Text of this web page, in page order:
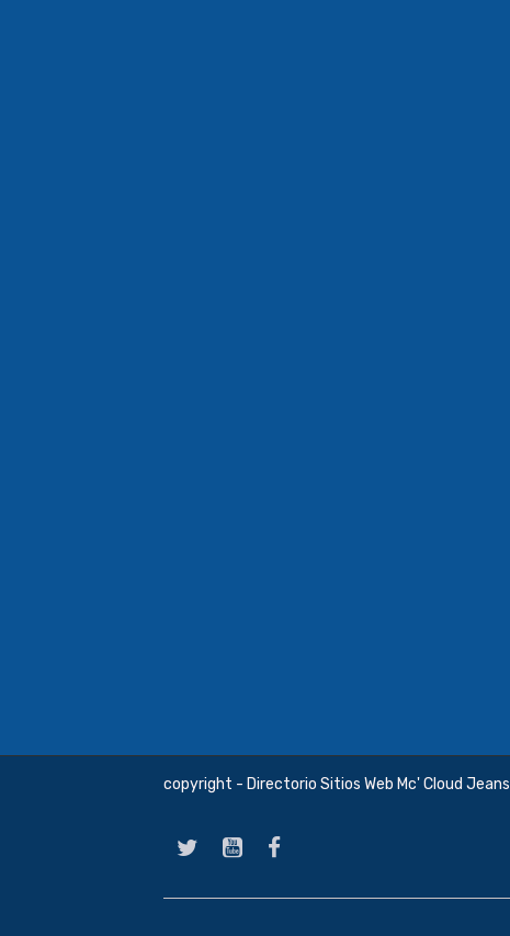
copyright - Directorio Sitios Web Mc' Cloud Jeans